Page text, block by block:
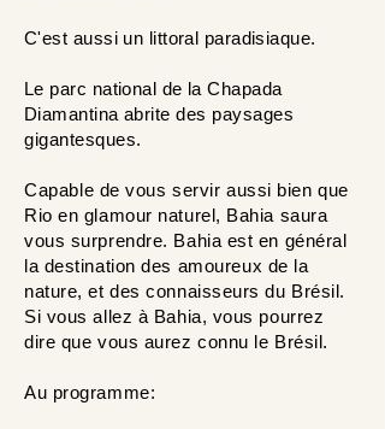
C'est aussi un littoral paradisiaque.
Le parc national de la Chapada
Diamantina abrite des paysages
gigantesques.
Capable de vous servir aussi bien que
Rio en glamour naturel, Bahia saura
vous surprendre. Bahia est en général
la destination des amoureux de la
nature, et des connaisseurs du Brésil.
Si vous allez à Bahia, vous pourrez
dire que vous aurez connu le Brésil.
Au programme: